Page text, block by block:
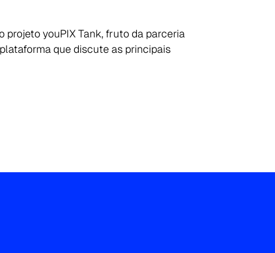
projeto youPIX Tank, fruto da parceria
que discute as principais